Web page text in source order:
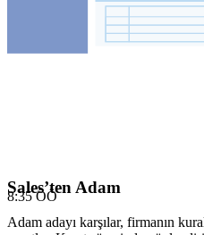
8:35 ÖÖ
Sales’ten Adam
Adam adayı karşılar, firmanın